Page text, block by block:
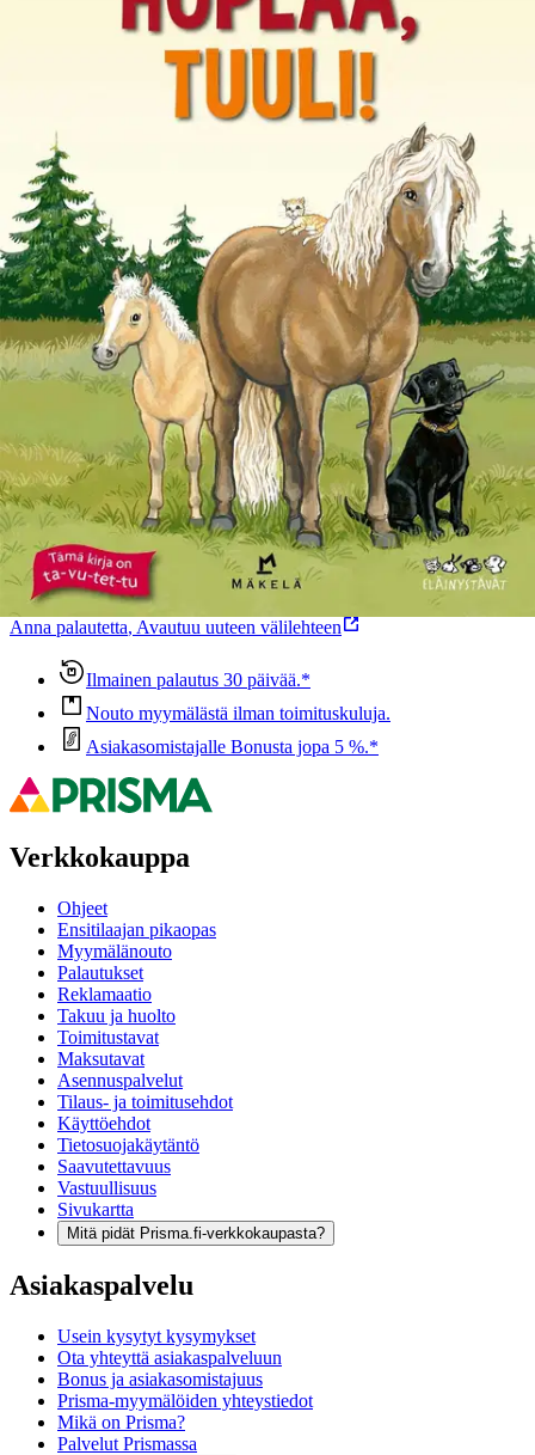
Tuotekuvaus
Aapo ja äiti hoitavat hevosiaan Tuulia ja Tottoa. Aapo harjaa, äiti
suitsee ja sitten Aapo nousee Tuulin satulaan. Ratsastaessaan Aapo
on karjapaimen, intiaani ja ritari!
Ominaisuudet
Oletko tyytyväinen tuotetietoihin?
Ovatko tuotetiedot riittävät? Jos tuotetiedoissa on puutteita tai niitä
voisi muuten parantaa, anna palautetta.
Anna palautetta, Avautuu uuteen välilehteen
Ilmainen palautus 30 päivää.*
Nouto myymälästä ilman toimituskuluja.
Asiakasomistajalle Bonusta jopa 5 %.*
Verkkokauppa
Ohjeet
Ensitilaajan pikaopas
Myymälänouto
Palautukset
Reklamaatio
Takuu ja huolto
Toimitustavat
Maksutavat
Asennuspalvelut
Tilaus- ja toimitusehdot
Käyttöehdot
Tietosuojakäytäntö
Saavutettavuus
Vastuullisuus
Sivukartta
Mitä pidät Prisma.fi-verkkokaupasta?
Asiakaspalvelu
Usein kysytyt kysymykset
Ota yhteyttä asiakaspalveluun
Bonus ja asiakasomistajuus
Prisma-myymälöiden yhteystiedot
Mikä on Prisma?
Palvelut Prismassa